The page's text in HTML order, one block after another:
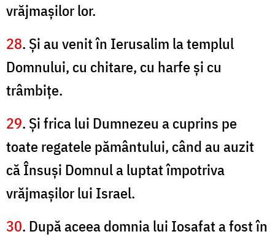
vrăjmaşilor lor.
28. Şi au venit în Ierusalim la templul
Domnului, cu chitare, cu harfe şi cu
trâmbiţe.
29. Şi frica lui Dumnezeu a cuprins pe
toate regatele pământului, când au auzit
că Însuşi Domnul a luptat împotriva
vrăjmaşilor lui Israel.
30. După aceea domnia lui Iosafat a fost în